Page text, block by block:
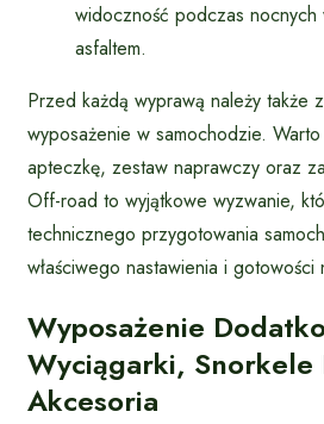
widoczność podczas nocnych
asfaltem.
Przed każdą wyprawą należy także
wyposażenie w samochodzie.
apteczkę, zestaw naprawczy oraz
Off-road to wyjątkowe wyzwanie,
technicznego przygotowania
właściwego nastawienia i gotowości
Wyposażenie
Wyciągarki, Snorkele
Akcesoria